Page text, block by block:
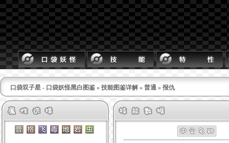
口袋双子星 - 口袋妖怪黑白图鉴 » 技能图鉴详解 » 普通 » 报仇